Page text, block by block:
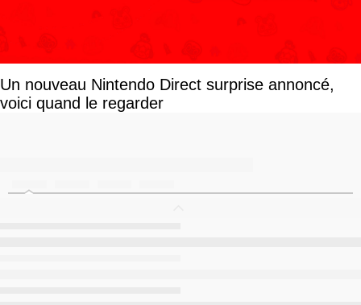
Un nouveau Nintendo Direct surprise annoncé,
voici quand le regarder